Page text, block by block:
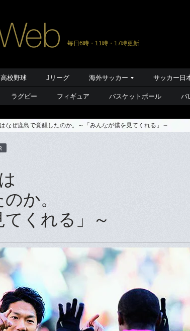
毎日6時・11時・17時更新
高校野球 Jリーグ 海外サッカー サッカー日
ラグビー フィギュア バスケットボール バ
なぜ鹿島で覚醒したのか。～「みんなが僕を見てくれる」～
か。
くれる」～